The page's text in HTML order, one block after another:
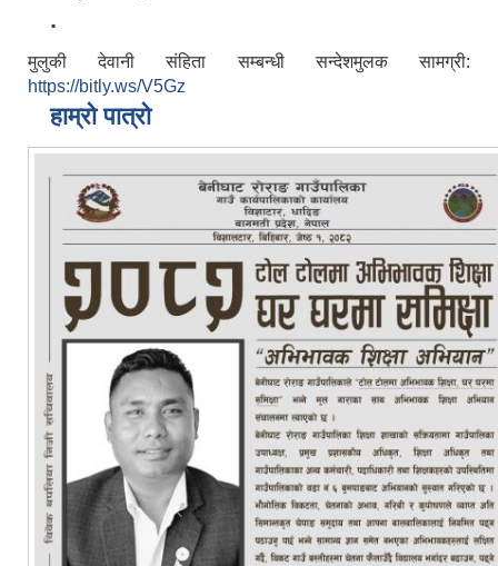
.
मुलुकी देवानी संहिता सम्बन्धी सन्देशमुलक सामग्री:
https://bitly.ws/V5Gz
हाम्रो पात्रो